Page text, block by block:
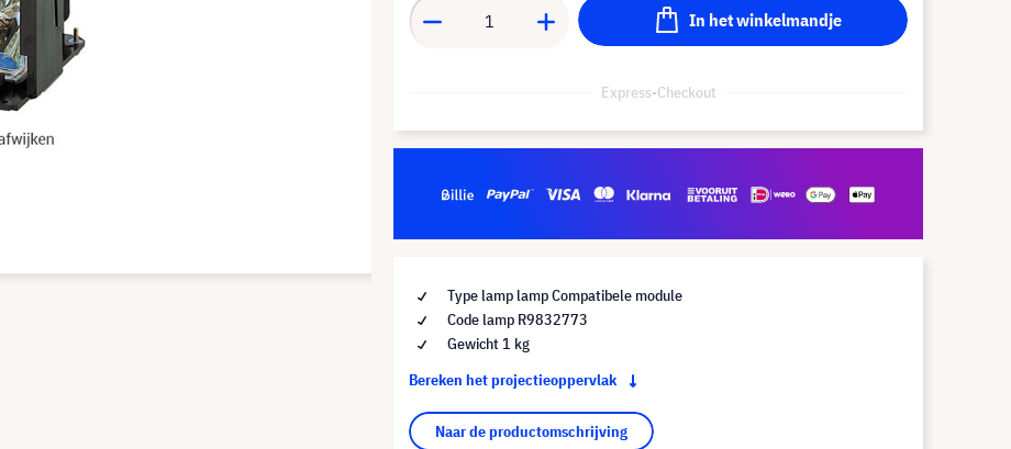
In het winkelmandje
Express-Checkout
Type lamp lamp Compatibele module
Code lamp R9832773
Gewicht 1 kg
Bereken het projectieoppervlak
Naar de productomschrijving